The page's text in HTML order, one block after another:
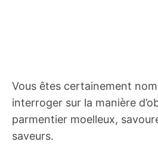
Vous êtes certainement
interroger sur la manière
parmentier moelleux,
saveurs.